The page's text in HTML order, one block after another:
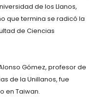
de los Llanos,
que termina se radicó la
de Ciencias
Gómez, profesor de
de la Unillanos, fue
en Taiwan.